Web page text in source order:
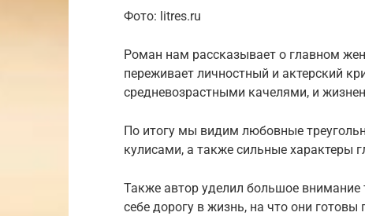
Фото: litres.ru
Роман нам рассказывает о главном
переживает личностный и актерский
средневозрастными качелями, и
По итогу мы видим любовные
кулисами, а также сильные характеры
Также автор уделил большое
себе дорогу в жизнь, на что они